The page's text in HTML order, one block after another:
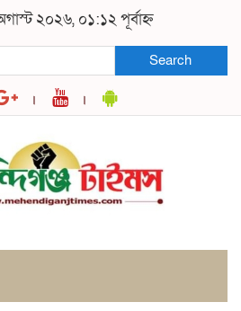
২০২৬, ০১:১২ পূর্বাহ্ন
Search